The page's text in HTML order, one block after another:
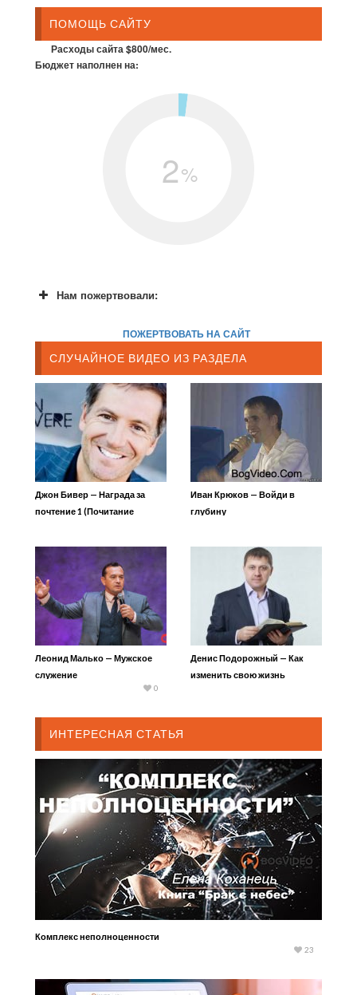
ПОМОЩЬ САЙТУ
Расходы сайта $800/мес.
Бюджет наполнен на:
2%
Нам пожертвовали:
ПОЖЕРТВОВАТЬ НА САЙТ
СЛУЧАЙНОЕ ВИДЕО ИЗ РАЗДЕЛА
Джон Бивер — Награда за
почтение 1 (Почитание
Иван Крюков — Войди в
глубину
Леонид Малько — Мужское
служение
0
Денис Подорожный — Как
изменить свою жизнь
ИНТЕРЕСНАЯ СТАТЬЯ
Комплекс неполноценности
23